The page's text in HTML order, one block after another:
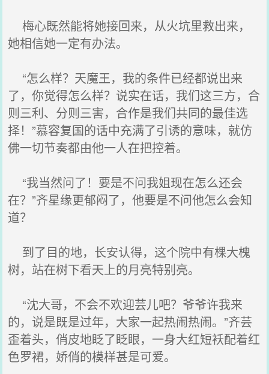
梅心既然能将她接回来，从火坑里救出来，
她相信她一定有办法。
“怎么样？天魔王，我的条件已经都说出来
了，你觉得怎么样？说实在话，我们这三方，合
则三利、分则三害，合作是我们共同的最佳选
择！”慕容复国的话中充满了引诱的意味，就仿
佛一切节奏都由他一人在把控着。
“我当然问了！要是不问我姐现在怎么还会
在？”齐星缘更郁闷了，他要是不问他怎么会知
道？
到了目的地，长安认得，这个院中有棵大槐
树，站在树下看天上的月亮特别亮。
“沈大哥，不会不欢迎芸儿吧？爷爷许我来
的，说是既是过年，大家一起热闹热闹。”齐芸
歪着头，俏皮地眨了眨眼，一身大红短袄配着红
色罗裙，娇俏的模样甚是可爱。